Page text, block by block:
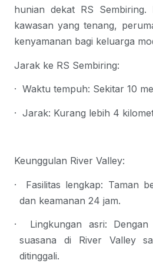
hunian dekat RS Sembiring.
kawasan yang tenang,
kenyamanan bagi keluarga
Jarak ke RS Sembiring:
· Waktu tempuh: Sekitar 10
· Jarak: Kurang lebih 4
Keunggulan River Valley:
· Fasilitas lengkap: Taman
dan keamanan 24 jam.
· Lingkungan asri: Dengan
suasana di River Valley
ditinggali.